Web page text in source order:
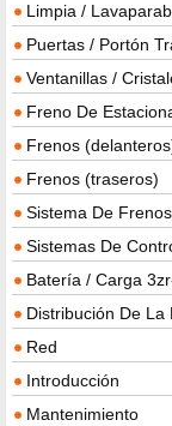
Limpia /
Puertas / Portón
Ventanillas /
Freno De
Frenos
Frenos (traseros)
Sistema De
Sistemas De
Batería / Carga
Distribución De La
Red
Introducción
Mantenimiento